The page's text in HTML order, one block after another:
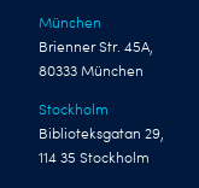
München
Brienner Str. 45A,
80333 München
Stockholm
Biblioteksgatan 29,
114 35 Stockholm